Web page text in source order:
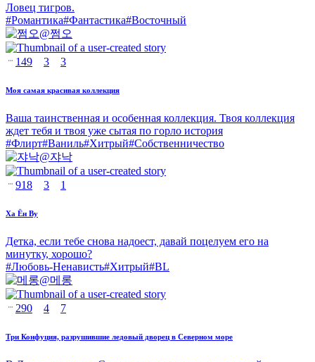
Ловец тигров.
#Романтика#Фантастика#Восточный
@쩜오
149 3 3
Моя самая красивая коллекция
Ваша таинственная и особенная коллекция. Твоя коллекция
ждет тебя и твоя уже сытая по горло история
#Флирт#Ваниль#Хитрый#Собственничество
@쟈낙
918 3 1
Ха Ён Ву
Детка, если тебе снова надоест, давай поцелуем его на
минутку, хорошо?
#Любовь-Ненависть#Хитрый#BL
@메롱
290 4 7
Три Конфуция, разрушившие ледовый дворец в Северном море